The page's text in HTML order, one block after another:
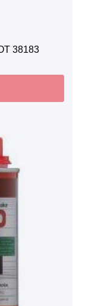
38183